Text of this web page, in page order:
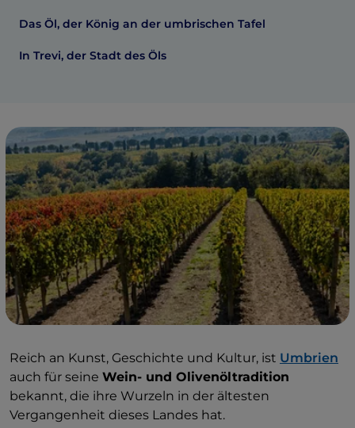
Das Öl, der König an der umbrischen Tafel
In Trevi, der Stadt des Öls
Reich an Kunst, Geschichte und Kultur, ist Umbrien
auch für seine Wein- und Olivenöltradition
bekannt, die ihre Wurzeln in der ältesten
Vergangenheit dieses Landes hat.